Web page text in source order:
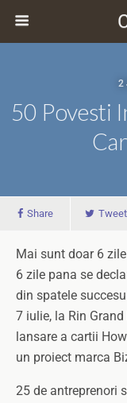
2
50 Povesti
Share Tweet
Mai sunt doar 6
6 zile pana se
din spatele
7 iulie, la Rin
lansare a cartii
un proiect marca
25 de antreprenori